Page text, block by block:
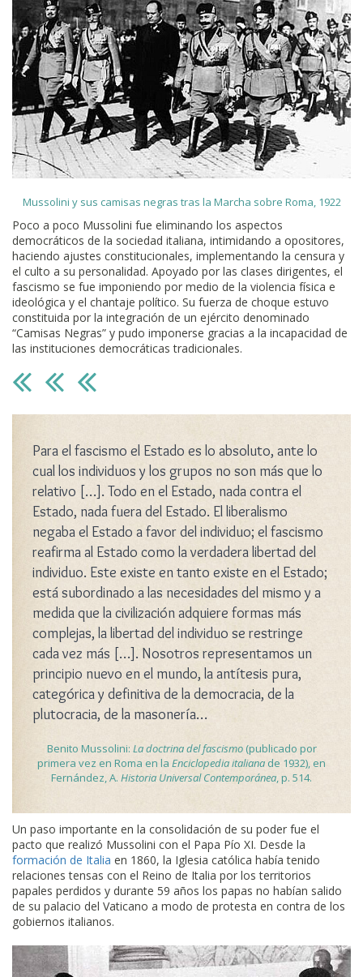
Mussolini y sus camisas negras tras la Marcha sobre Roma, 1922
Poco a poco Mussolini fue eliminando los aspectos
democráticos de la sociedad italiana, intimidando a opositores,
haciendo ajustes constitucionales, implementando la censura y
el culto a su personalidad. Apoyado por las clases dirigentes, el
fascismo se fue imponiendo por medio de la violencia física e
ideológica y el chantaje político. Su fuerza de choque estuvo
constituida por la integración de un ejército denominado
“Camisas Negras” y pudo imponerse gracias a la incapacidad de
las instituciones democráticas tradicionales.
Para el fascismo el Estado es lo absoluto, ante lo
cual los individuos y los grupos no son más que lo
relativo […]. Todo en el Estado, nada contra el
Estado, nada fuera del Estado. El liberalismo
negaba el Estado a favor del individuo; el fascismo
reafirma al Estado como la verdadera libertad del
individuo. Este existe en tanto existe en el Estado;
está subordinado a las necesidades del mismo y a
medida que la civilización adquiere formas más
complejas, la libertad del individuo se restringe
cada vez más […]. Nosotros representamos un
principio nuevo en el mundo, la antítesis pura,
categórica y definitiva de la democracia, de la
plutocracia, de la masonería…
Benito Mussolini: La doctrina del fascismo(publicado por
primera vez en Roma en la Enciclopedia italiana de 1932), en
Fernández, A. Historia Universal Contemporánea, p. 514.
Un paso importante en la consolidación de su poder fue el
pacto que realizó Mussolini con el Papa Pío XI. Desde la
formación de Italia en 1860, la Iglesia católica había tenido
relaciones tensas con el Reino de Italia por los territorios
papales perdidos y durante 59 años los papas no habían salido
de su palacio del Vaticano a modo de protesta en contra de los
gobiernos italianos.